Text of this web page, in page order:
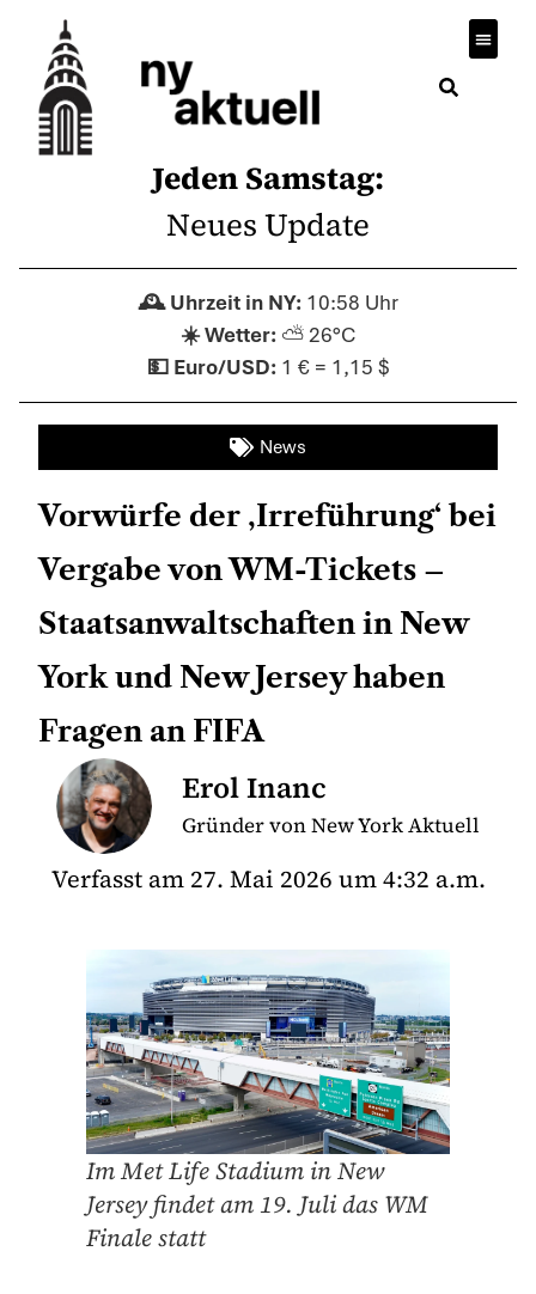
Jeden Samstag:
Neues Update
10:58 Uhr
⛅ 26°C
1 € = 1,15 $
News
Vorwürfe der ‚Irreführung‘ bei
Vergabe von WM-Tickets –
Staatsanwaltschaften in New
York und New Jersey haben
Fragen an FIFA
Erol Inanc
Gründer von New York Aktuell
Verfasst am 27. Mai 2026 um4:32 a.m.
Im Met Life Stadium in New
Jersey findet am 19. Juli das WM
Finale statt